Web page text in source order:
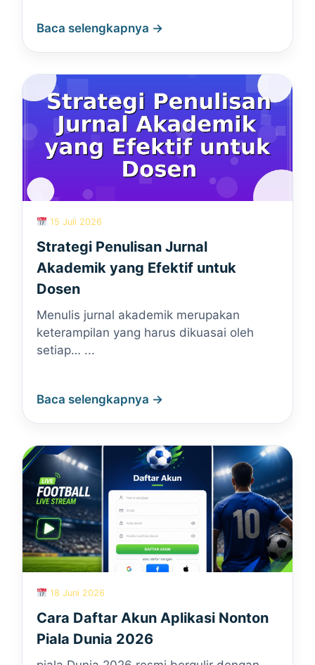
Baca selengkapnya →
15 Juli 2026
Strategi Penulisan Jurnal
Akademik yang Efektif untuk
Dosen
Menulis jurnal akademik merupakan
keterampilan yang harus dikuasai oleh
setiap… ...
Baca selengkapnya →
18 Juni 2026
Cara Daftar Akun Aplikasi Nonton
Piala Dunia 2026